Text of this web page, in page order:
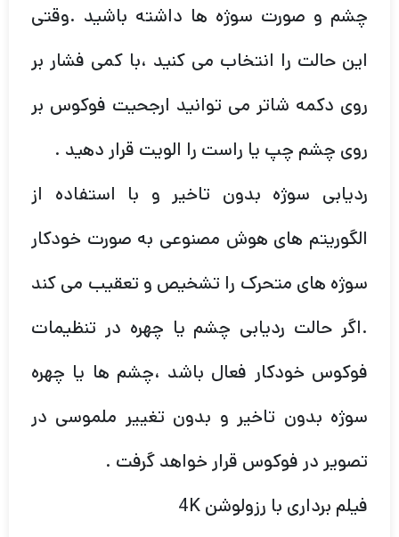
چشم و صورت سوژه ها داشته باشید .وقتی
این حالت را انتخاب می کنید ،با کمی فشار بر
روی دکمه شاتر می توانید ارجحیت فوکوس بر
روی چشم چپ یا راست را الویت قرار دهید .
ردیابی سوژه بدون تاخیر و با استفاده از
الگوریتم های هوش مصنوعی به صورت خودکار
سوژه های متحرک را تشخیص و تعقیب می کند
.اگر حالت ردیابی چشم یا چهره در تنظیمات
فوکوس خودکار فعال باشد ،چشم ها یا چهره
سوژه بدون تاخیر و بدون تغییر ملموسی در
تصویر در فوکوس قرار خواهد گرفت .
فیلم برداری با رزولوشن 4K